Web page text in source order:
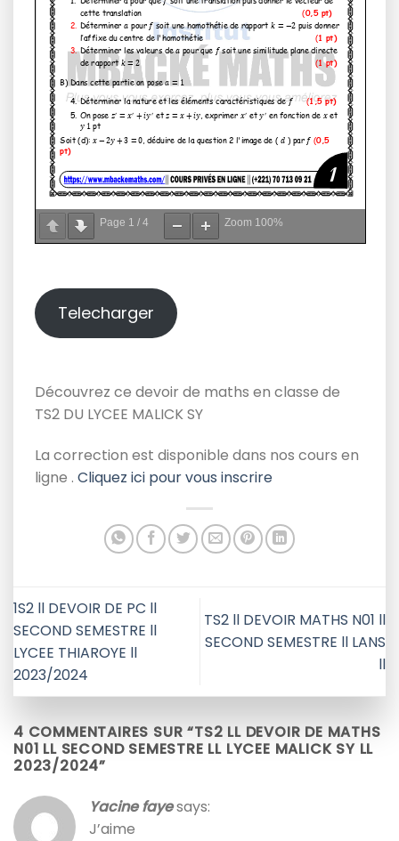
Page 1 / 4 Zoom 100%
Telecharger
Découvrez ce devoir de maths en classe de
TS2 DU LYCEE MALICK SY
La correction est disponible dans nos cours en
ligne . Cliquez ici pour vous inscrire
1S2 ll DEVOIR DE PC ll
SECOND SEMESTRE ll
LYCEE THIAROYE ll
2023/2024
TS2 ll DEVOIR MATHS N01 ll
SECOND SEMESTRE ll LANS
ll
4 COMMENTAIRES SUR “TS2 LL DEVOIR DE MATHS
N01 LL SECOND SEMESTRE LL LYCEE MALICK SY LL
2023/2024”
Yacine fayesays:
J’aime